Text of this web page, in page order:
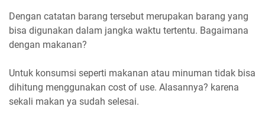
Dengan catatan barang tersebut merupakan barang yang
bisa digunakan dalam jangka waktu tertentu. Bagaimana
dengan makanan?
Untuk konsumsi seperti makanan atau minuman tidak bisa
dihitung menggunakan cost of use. Alasannya? karena
sekali makan ya sudah selesai.